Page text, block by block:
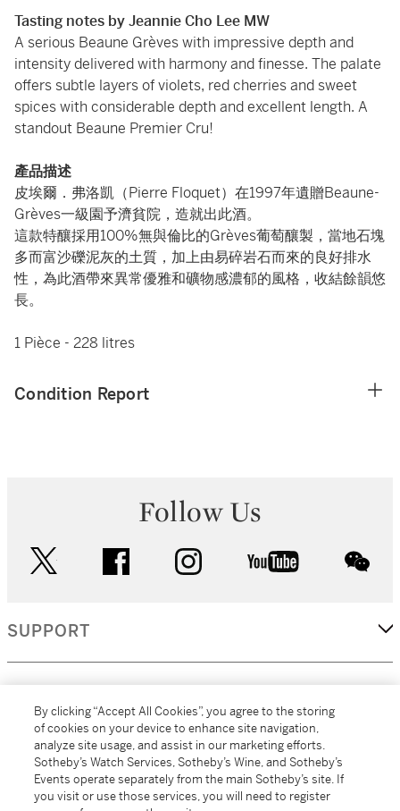
Tasting notes by Jeannie Cho Lee MW
A serious Beaune Grèves with impressive depth and
intensity delivered with harmony and finesse. The palate
offers subtle layers of violets, red cherries and sweet
spices with considerable depth and excellent length. A
standout Beaune Premier Cru!
產品描述
皮埃爾．弗洛凱（Pierre Floquet）在1997年遺贈Beaune-
Grèves一級園予濟貧院，造就出此酒。
這款特釀採用100%無與倫比的Grèves葡萄釀製，當地石塊
多而富沙礫泥灰的土質，加上由易碎岩石而來的良好排水
性，為此酒帶來異常優雅和礦物感濃郁的風格，收結餘韻悠
長。
1 Pièce - 228 litres
Condition Report
Follow Us
facebook instagram youtube
SUPPORT
MORE...
By clicking “Accept All Cookies”, you agree to the storing
of cookies on your device to enhance site navigation,
analyze site usage, and assist in our marketing efforts.
Sotheby’s Watch Services, Sotheby’s Wine, and Sotheby’s
Events operate separately from the main Sotheby’s site. If
you visit or use those services, you will need to register